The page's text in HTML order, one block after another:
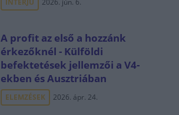
INTERJÚ 2026. jún. 6.
A profit az első a hozzánk
érkezőknél - Külföldi
befektetések jellemzői a V4-
ekben és Ausztriában
ELEMZÉSEK 2026. ápr. 24.